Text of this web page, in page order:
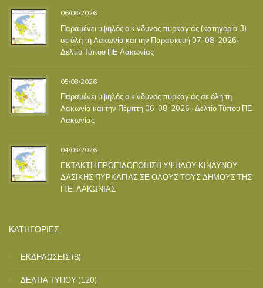
06/08/2026
Παραμένει υψηλός ο κίνδυνος πυρκαγιάς (κατηγορία 3)
σε όλη τη Λακωνία και την Παρασκευή 07-08-2026-
Δελτίο Τύπου ΠΕ Λακωνίας
05/08/2026
Παραμένει υψηλός ο κίνδυνος πυρκαγιάς σε όλη τη
Λακωνία και την Πέμπτη 06-08-2026 -Δελτίο Τύπου ΠΕ
Λακωνίας
04/08/2026
ΕΚΤΑΚΤΗ ΠΡΟΕΙΔΟΠΟΙΗΣΗ ΥΨΗΛΟΥ ΚΙΝΔΥΝΟΥ
ΔΑΣΙΚΗΣ ΠΥΡΚΑΓΙΑΣ ΣΕ ΟΛΟΥΣ ΤΟΥΣ ΔΗΜΟΥΣ ΤΗΣ
Π.Ε. ΛΑΚΩΝΙΑΣ
ΚΑΤΗΓΟΡΙΕΣ
ΕΚΔΗΛΩΣΕΙΣ (8)
ΔΕΛΤΙΑ ΤΥΠΟΥ (120)